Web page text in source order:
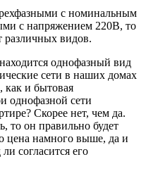
с номинальным
с напряжением 220В, то
различных видов.
однофазный вид
сети в наших домах
как и бытовая
однофазной сети
Скорее нет, чем да.
то он правильно будет
цена намного выше, да и
согласится его